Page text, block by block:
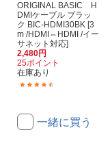
ORIGINAL BASIC H
DMIケーブル ブラッ
ク BIC-HDMI30BK [3
m /HDMI⇔HDMI /イー
サネット対応]
2,480円
25ポイント
在庫あり
一緒に買う